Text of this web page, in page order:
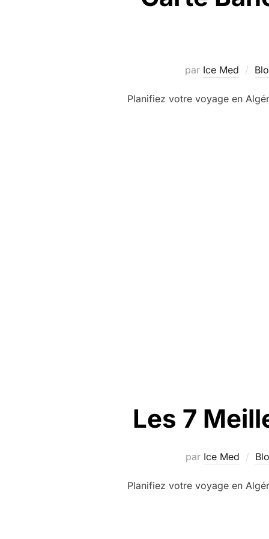
par Ice Med
Planifiez votre voyage en
Les 7
par Ice Med
Planifiez votre voyage en